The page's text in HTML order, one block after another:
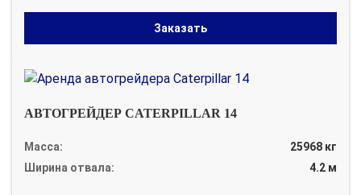
Заказать
АВТОГРЕЙДЕР CATERPILLAR 14
Масса:
25968 кг
Ширина отвала:
4.2 м